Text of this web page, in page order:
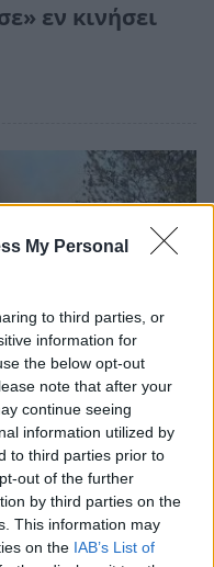
My Personal
to third parties, or
information for
the below opt-out
note that after your
continue seeing
information utilized by
to third parties prior to
out of the further
by third parties on the
This information may
on the IAB’s List of
εν κινήσει
από τη